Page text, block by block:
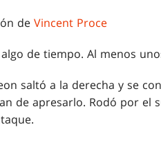
de Vincent Proce
de tiempo. Al menos
saltó a la derecha y se
de apresarlo. Rodó por el